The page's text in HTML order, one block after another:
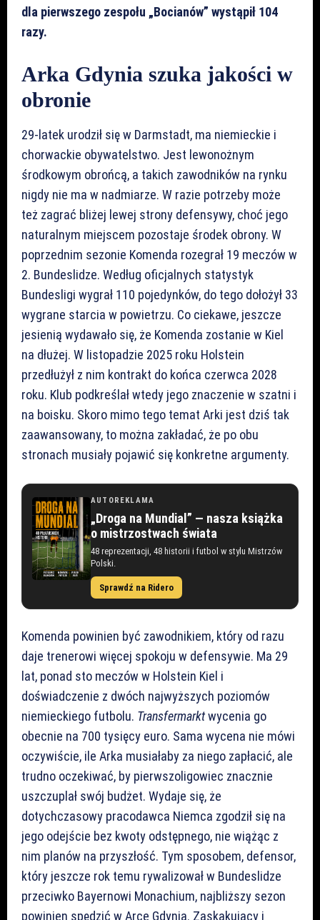
dla pierwszego zespołu „Bocianów” wystąpił 104
razy.
Arka Gdynia szuka jakości w
obronie
29-latek urodził się w Darmstadt, ma niemieckie i
chorwackie obywatelstwo. Jest lewonożnym
środkowym obrońcą, a takich zawodników na rynku
nigdy nie ma w nadmiarze. W razie potrzeby może
też zagrać bliżej lewej strony defensywy, choć jego
naturalnym miejscem pozostaje środek obrony. W
poprzednim sezonie Komenda rozegrał 19 meczów w
2. Bundeslidze. Według oficjalnych statystyk
Bundesligi wygrał 110 pojedynków, do tego dołożył 33
wygrane starcia w powietrzu. Co ciekawe, jeszcze
jesienią wydawało się, że Komenda zostanie w Kiel
na dłużej. W listopadzie 2025 roku Holstein
przedłużył z nim kontrakt do końca czerwca 2028
roku. Klub podkreślał wtedy jego znaczenie w szatni i
na boisku. Skoro mimo tego temat Arki jest dziś tak
zaawansowany, to można zakładać, że po obu
stronach musiały pojawić się konkretne argumenty.
AUTOREKLAMA
„Droga na Mundial” — nasza książka
o mistrzostwach świata
48 reprezentacji, 48 historii i futbol w stylu Mistrzów
Polski.
Sprawdź na Ridero
Komenda powinien być zawodnikiem, który od razu
daje trenerowi więcej spokoju w defensywie. Ma 29
lat, ponad sto meczów w Holstein Kiel i
doświadczenie z dwóch najwyższych poziomów
niemieckiego futbolu. Transfermarktwycenia go
obecnie na 700 tysięcy euro. Sama wycena nie mówi
oczywiście, ile Arka musiałaby za niego zapłacić, ale
trudno oczekiwać, by pierwszoligowiec znacznie
uszczuplał swój budżet. Wydaje się, że
dotychczasowy pracodawca Niemca zgodził się na
jego odejście bez kwoty odstępnego, nie wiążąc z
nim planów na przyszłość. Tym sposobem, defensor,
który jeszcze rok temu rywalizował w Bundeslidze
przeciwko Bayernowi Monachium, najbliższy sezon
powinien spędzić w Arce Gdynia. Zaskakujący i